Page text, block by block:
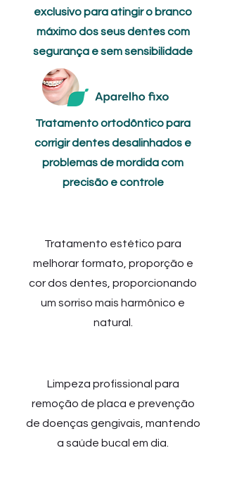
exclusivo para atingir o branco
máximo dos seus dentes com
segurança e sem sensibilidade
Tratamento ortodôntico para
corrigir dentes desalinhados e
problemas de mordida com
precisão e controle
Tratamento estético para
melhorar formato, proporção e
cor dos dentes, proporcionando
um sorriso mais harmônico e
natural.
Limpeza profissional para
remoção de placa e prevenção
de doenças gengivais, mantendo
a saúde bucal em dia.